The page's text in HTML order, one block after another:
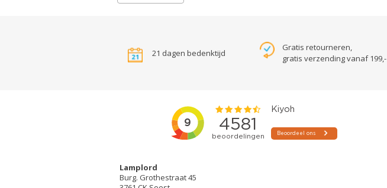
21 dagen bedenktijd
Gratis retourneren,
gratis verzending vanaf 199,-
Lamplord
Burg. Grothestraat 45